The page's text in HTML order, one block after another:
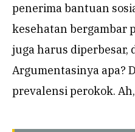
penerima bantuan
kesehatan bergambar
juga harus diperbesar,
Argumentasinya apa?
prevalensi perokok.